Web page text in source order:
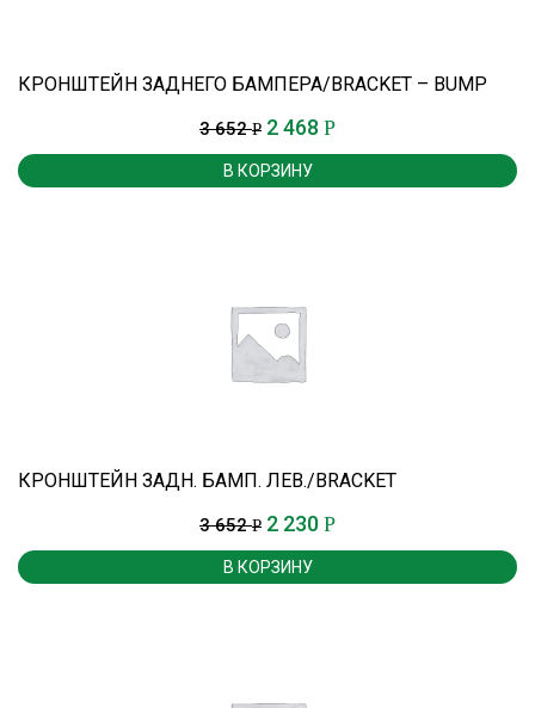
КРОНШТЕЙН ЗАДНЕГО БАМПЕРА/BRACKET – BUMP
3 652Р 2 468 Р
В КОРЗИНУ
КРОНШТЕЙН ЗАДН. БАМП. ЛЕВ./BRACKET
3 652Р 2 230 Р
В КОРЗИНУ